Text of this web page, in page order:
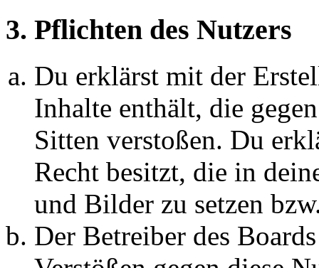
3. Pflichten des Nutzers
Du erklärst mit der
Inhalte enthält, die
Sitten verstoßen. Du
Recht besitzt, die in
und Bilder zu setzen
Der Betreiber des